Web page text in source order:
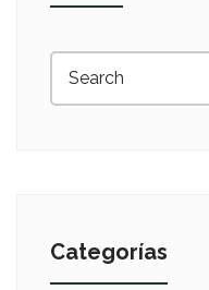
Categorías